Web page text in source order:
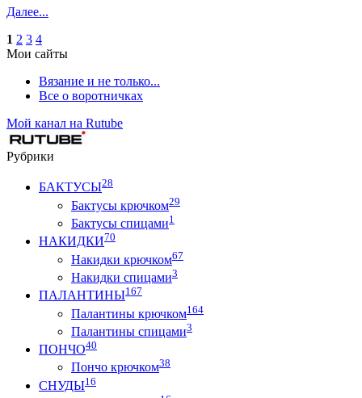
Далее...
1 2 3 4
Мои сайты
Вязание и не только...
Все о воротничках
Мой канал на Rutube
Рубрики
БАКТУСЫ28
Бактусы крючком29
Бактусы спицами1
НАКИДКИ70
Накидки крючком67
Накидки спицами3
ПАЛАНТИНЫ167
Палантины крючком164
Палантины спицами3
ПОНЧО40
Пончо крючком38
СНУДЫ16